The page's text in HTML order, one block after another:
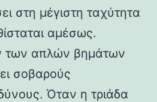
στη μέγιστη ταχύτητα
αμέσως.
των απλών βημάτων
σοβαρούς
Όταν η τριάδα